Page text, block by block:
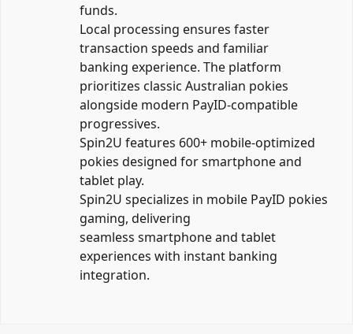
funds.
Local processing ensures faster
transaction speeds and familiar
banking experience. The platform
prioritizes classic Australian pokies
alongside modern PayID-compatible
progressives.
Spin2U features 600+ mobile-optimized
pokies designed for smartphone and
tablet play.
Spin2U specializes in mobile PayID pokies
gaming, delivering
seamless smartphone and tablet
experiences with instant banking
integration.